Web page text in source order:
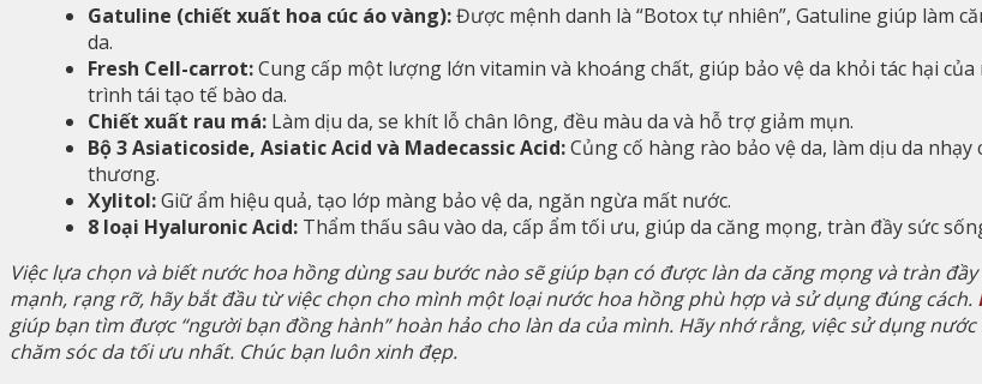
Gatuline (chiết xuất hoa cúc áo vàng):Được mệnh danh là “Botox tự nhiên”, Gatuline giúp làm
da.
Fresh Cell-carrot:Cung cấp một lượng lớn vitamin và khoáng chất, giúp bảo vệ da khỏi tác hại
trình tái tạo tế bào da.
Chiết xuất rau má: Làm dịu da, se khít lỗ chân lông, đều màu da và hỗ trợ giảm mụn.
Bộ 3 Asiaticoside, Asiatic Acid và Madecassic Acid:Củng cố hàng rào bảo vệ da, làm dịu da
thương.
Xylitol:Giữ ẩm hiệu quả, tạo lớp màng bảo vệ da, ngăn ngừa mất nước.
8 loại Hyaluronic Acid: Thẩm thấu sâu vào da, cấp ẩm tối ưu, giúp da căng mọng, tràn đầy sức
Việc lựa chọn và biết nước hoa hồng dùng sau bước nào sẽ giúp bạn có được làn da căng mọng và tràn
mạnh, rạng rỡ, hãy bắt đầu từ việc chọn cho mình một loại nước hoa hồng phù hợp và sử dụng đúng cách.
giúp bạn tìm được “người bạn đồng hành” hoàn hảo cho làn da của mình. Hãy nhớ rằng, việc sử dụng
chăm sóc da tối ưu nhất. Chúc bạn luôn xinh đẹp.